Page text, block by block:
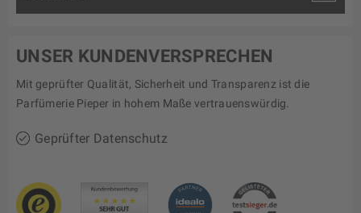
UNSER KUNDENVERSPRECHEN
Mit geprüfter Qualität, Sicherheit und Transparenz ist die
Parfümerie Pieper in hohem Maße vertrauenswürdig.
Geprüfter Datenschutz